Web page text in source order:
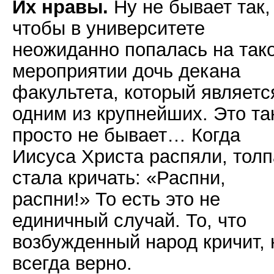
Их нравы. Ну не бывает так,
чтобы в университете
неожиданно попалась на
мероприятии дочь декана
факультета, который
одним из крупнейших. Это
просто не бывает… Когда
Иисуса Христа распяли,
стала кричать: «Распни,
распни!» То есть это не
единичный случай. То, что
возбужденный народ кричит,
всегда верно.